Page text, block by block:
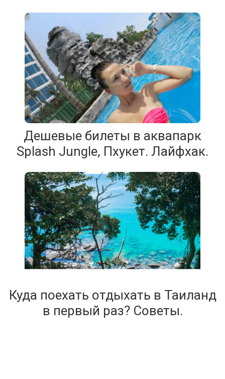
Дешевые билеты в аквапарк
Splash Jungle, Пхукет. Лайфхак.
Куда поехать отдыхать в Таиланд
в первый раз? Советы.